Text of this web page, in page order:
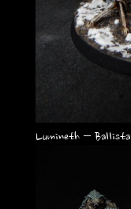
Lumineth – Ballista